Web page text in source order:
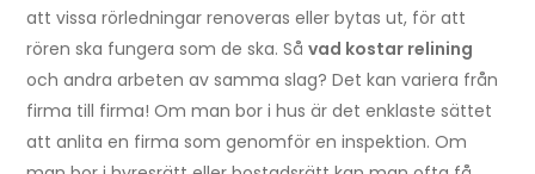
att vissa rörledningar renoveras eller bytas ut, för att
rören ska fungera som de ska. Såvad kostar relining
och andra arbeten av samma slag? Det kan variera från
firma till firma! Om man bor i hus är det enklaste sättet
att anlita en firma som genomför en inspektion. Om